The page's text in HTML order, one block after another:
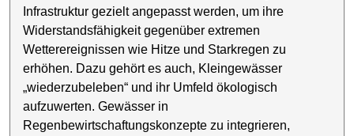
Infrastruktur gezielt angepasst werden, um ihre
Widerstandsfähigkeit gegenüber extremen
Wetterereignissen wie Hitze und Starkregen zu
erhöhen. Dazu gehört es auch, Kleingewässer
„wiederzubeleben“ und ihr Umfeld ökologisch
aufzuwerten. Gewässer in
Regenbewirtschaftungskonzepte zu integrieren,